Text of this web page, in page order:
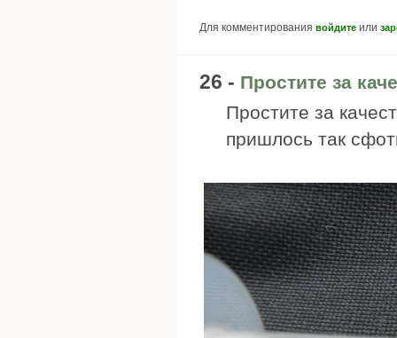
Для комментирования войдите или
26 - Простите за
Простите за
пришлось так